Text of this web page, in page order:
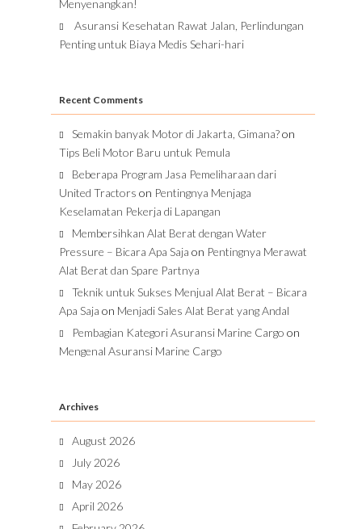
Menyenangkan!
Asuransi Kesehatan Rawat Jalan, Perlindungan
Penting untuk Biaya Medis Sehari-hari
Recent Comments
Semakin banyak Motor di Jakarta, Gimana?on
Tips Beli Motor Baru untuk Pemula
Beberapa Program Jasa Pemeliharaan dari
United Tractors on Pentingnya Menjaga
Keselamatan Pekerja di Lapangan
Membersihkan Alat Berat dengan Water
Pressure – Bicara Apa Saja on Pentingnya Merawat
Alat Berat dan Spare Partnya
Teknik untuk Sukses Menjual Alat Berat – Bicara
Apa Saja on Menjadi Sales Alat Berat yang Andal
Pembagian Kategori Asuransi Marine Cargo on
Mengenal Asuransi Marine Cargo
Archives
August 2026
July 2026
May 2026
April 2026